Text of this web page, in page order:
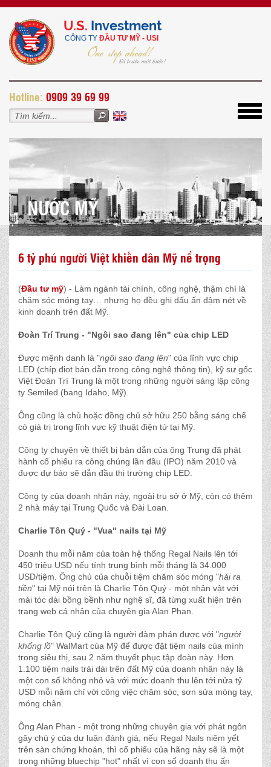
U.S. Investment
CÔNG TY ĐẦU TƯ MỸ - USI
Hotline: 0909 39 69 99
NƯỚC MỸ
6 tỷ phú người Việt khiến dân Mỹ nể trọng
(Đầu tư mỹ) - Làm ngành tài chính, công nghệ, thậm chí là
chăm sóc móng tay… nhưng họ đều ghi dấu ấn đậm nét về
kinh doanh trên đất Mỹ.
Đoàn Trí Trung - "Ngôi sao đang lên" của chip LED
Được mệnh danh là "ngôi sao đang lên" của lĩnh vực chip
LED (chíp điot bán dẫn trong công nghệ thông tin), kỹ sư gốc
Việt Đoàn Trí Trung là một trong những người sáng lập công
ty Semiled (bang Idaho, Mỹ).
Ông cũng là chủ hoặc đồng chủ sở hữu 250 bằng sáng chế
có giá trị trong lĩnh vực kỹ thuật điện tử tại Mỹ.
Công ty chuyên về thiết bị bán dẫn của ông Trung đã phát
hành cổ phiếu ra công chúng lần đầu (IPO) năm 2010 và
được dự báo sẽ dẫn đầu thị trường chip LED.
Công ty của doanh nhân này, ngoài trụ sở ở Mỹ, còn có thêm
2 nhà máy tại Trung Quốc và Đài Loan.
Charlie Tôn Quý - "Vua" nails tại Mỹ
Doanh thu mỗi năm của toàn hệ thống Regal Nails lên tới
450 triệu USD nếu tính trung bình mỗi tháng là 34.000
USD/tiệm. Ông chủ của chuỗi tiệm chăm sóc móng "hái ra
tiền" tại Mỹ nói trên là Charlie Tôn Quý - một nhân vật với
mái tóc dài bồng bềnh như nghệ sĩ, đã từng xuất hiện trên
trang web cá nhân của chuyên gia Alan Phan.
Charlie Tôn Quý cũng là người đàm phán được với "người
khổng lồ" WalMart của Mỹ để được đặt tiệm nails của mình
trong siêu thị, sau 2 năm thuyết phục tập đoàn này. Hơn
1.100 tiệm nails trải dài trên đất Mỹ của doanh nhân này là
một con số không nhỏ và với mức doanh thu lên tới nửa tỷ
USD mỗi năm chỉ với công việc chăm sóc, sơn sửa móng tay,
móng chân.
Ông Alan Phan - một trong những chuyên gia với phát ngôn
gây chú ý của dư luận đánh giá, nếu Regal Nails niêm yết
trên sàn chứng khoán, thì cổ phiếu của hãng này sẽ là một
trong những bluechip "hot" nhất vì con số doanh thu ấn